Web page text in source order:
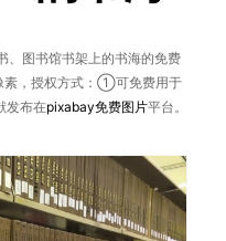
、图书馆书架上的书海的免费
素，授权方式：①可免费用于
发布在pixabay免费图片平台。